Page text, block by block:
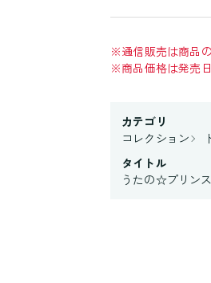
※通信販売は商品
※商品価格は発売
カテゴリ
コレクション
タイトル
うたの☆プリン